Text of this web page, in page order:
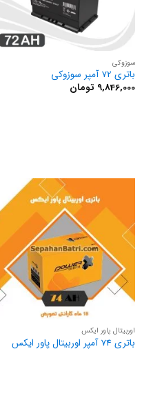
سوزوکی
باتری 72 آمپر سوزوکی
9,846,000 تومان
اوربیتال پاور ایکس
باتری 74 آمپر اوربیتال پاور ایکس